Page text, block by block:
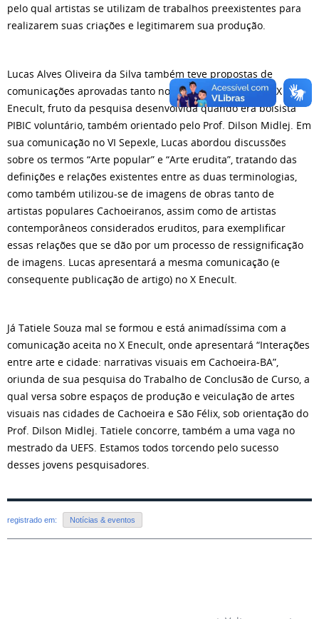
pelo qual artistas se utilizam de trabalhos preexistentes para
realizarem suas criações e legitimarem sua produção.
Lucas Alves Oliveira da Silva também teve propostas de
comunicações aprovadas tanto no VI Sepexle quanto no X
Enecult, fruto da pesquisa desenvolvida quando era bolsista
PIBIC voluntário, também orientado pelo Prof. Dilson Midlej. Em
sua comunicação no VI Sepexle, Lucas abordou discussões
sobre os termos “Arte popular” e “Arte erudita”, tratando das
definições e relações existentes entre as duas terminologias,
como também utilizou-se de imagens de obras tanto de
artistas populares Cachoeiranos, assim como de artistas
contemporâneos considerados eruditos, para exemplificar
essas relações que se dão por um processo de ressignificação
de imagens. Lucas apresentará a mesma comunicação (e
consequente publicação de artigo) no X Enecult.
Já Tatiele Souza mal se formou e está animadíssima com a
comunicação aceita no X Enecult, onde apresentará “Interações
entre arte e cidade: narrativas visuais em Cachoeira-BA”,
oriunda de sua pesquisa do Trabalho de Conclusão de Curso, a
qual versa sobre espaços de produção e veiculação de artes
visuais nas cidades de Cachoeira e São Félix, sob orientação do
Prof. Dilson Midlej. Tatiele concorre, também a uma vaga no
mestrado da UEFS. Estamos todos torcendo pelo sucesso
desses jovens pesquisadores.
registrado em: Notícias & eventos